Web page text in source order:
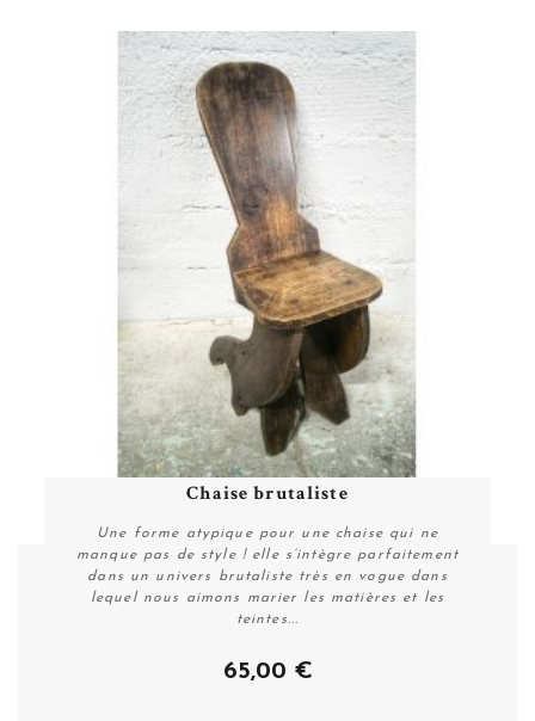
Acheter
Chaise brutaliste
Une forme atypique pour une chaise qui ne
manque pas de style ! elle s’intègre parfaitement
dans un univers brutaliste très en vogue dans
lequel nous aimons marier les matières et les
teintes...
65,00 €